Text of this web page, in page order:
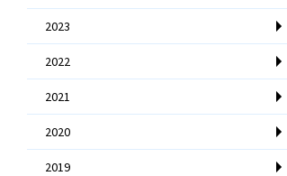
2023
2022
2021
2020
2019